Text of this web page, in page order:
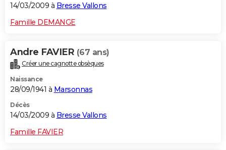
14/03/2009 à Bresse Vallons
Famille DEMANGE
Andre FAVIER (67 ans)
Créer une cagnotte obsèques
Naissance
28/09/1941 à Marsonnas
Décès
14/03/2009 à Bresse Vallons
Famille FAVIER